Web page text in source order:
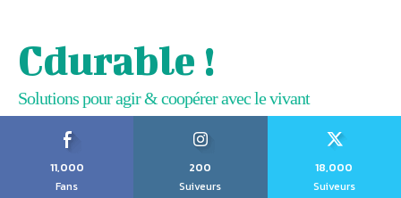
Cdurable !
Solutions pour agir & coopérer avec le vivant
11,000
Fans
200
Suiveurs
18,000
Suiveurs